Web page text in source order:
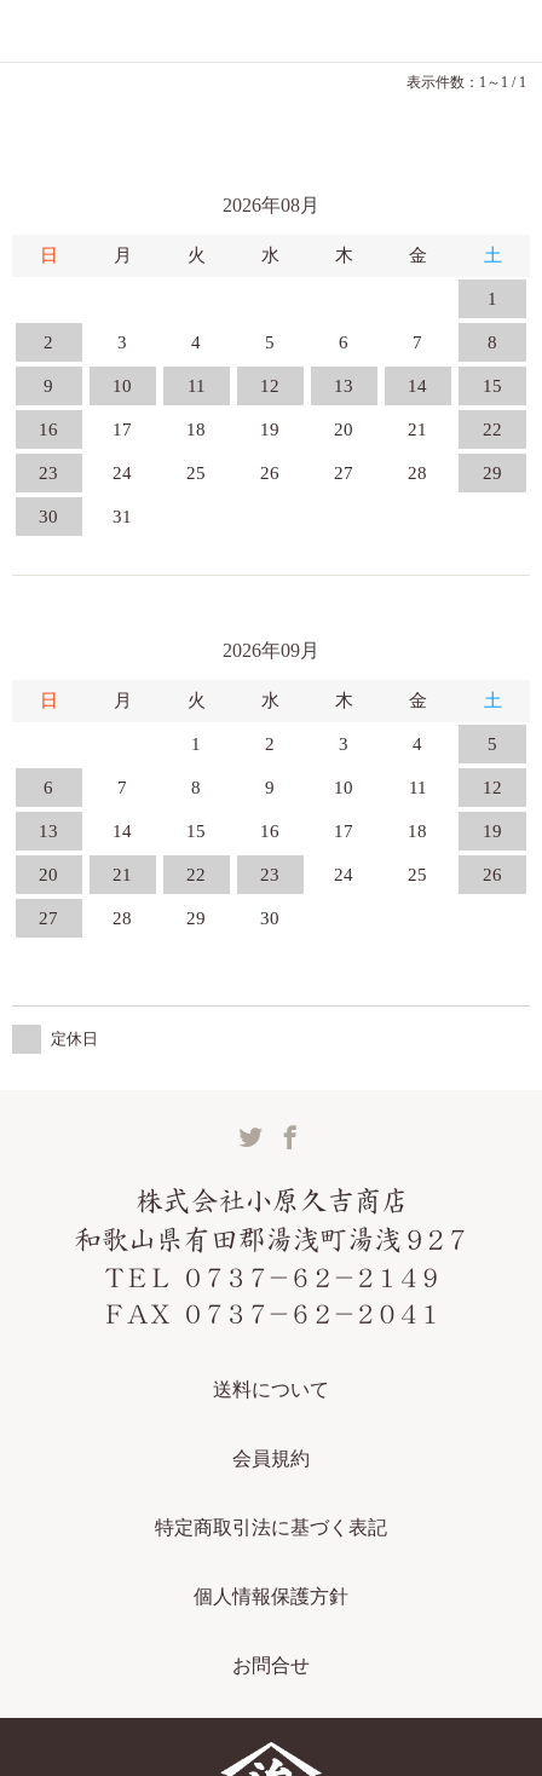
表示件数：1～1 / 1
2026年08月
日 月 火 水 木 金 土
1
2 3 4 5 6 7 8
9 10 11 12 13 14 15
16 17 18 19 20 21 22
23 24 25 26 27 28 29
30 31
2026年09月
日 月 火 水 木 金 土
1 2 3 4 5
6 7 8 9 10 11 12
13 14 15 16 17 18 19
20 21 22 23 24 25 26
27 28 29 30
定休日
送料について
会員規約
特定商取引法に基づく表記
個人情報保護方針
お問合せ